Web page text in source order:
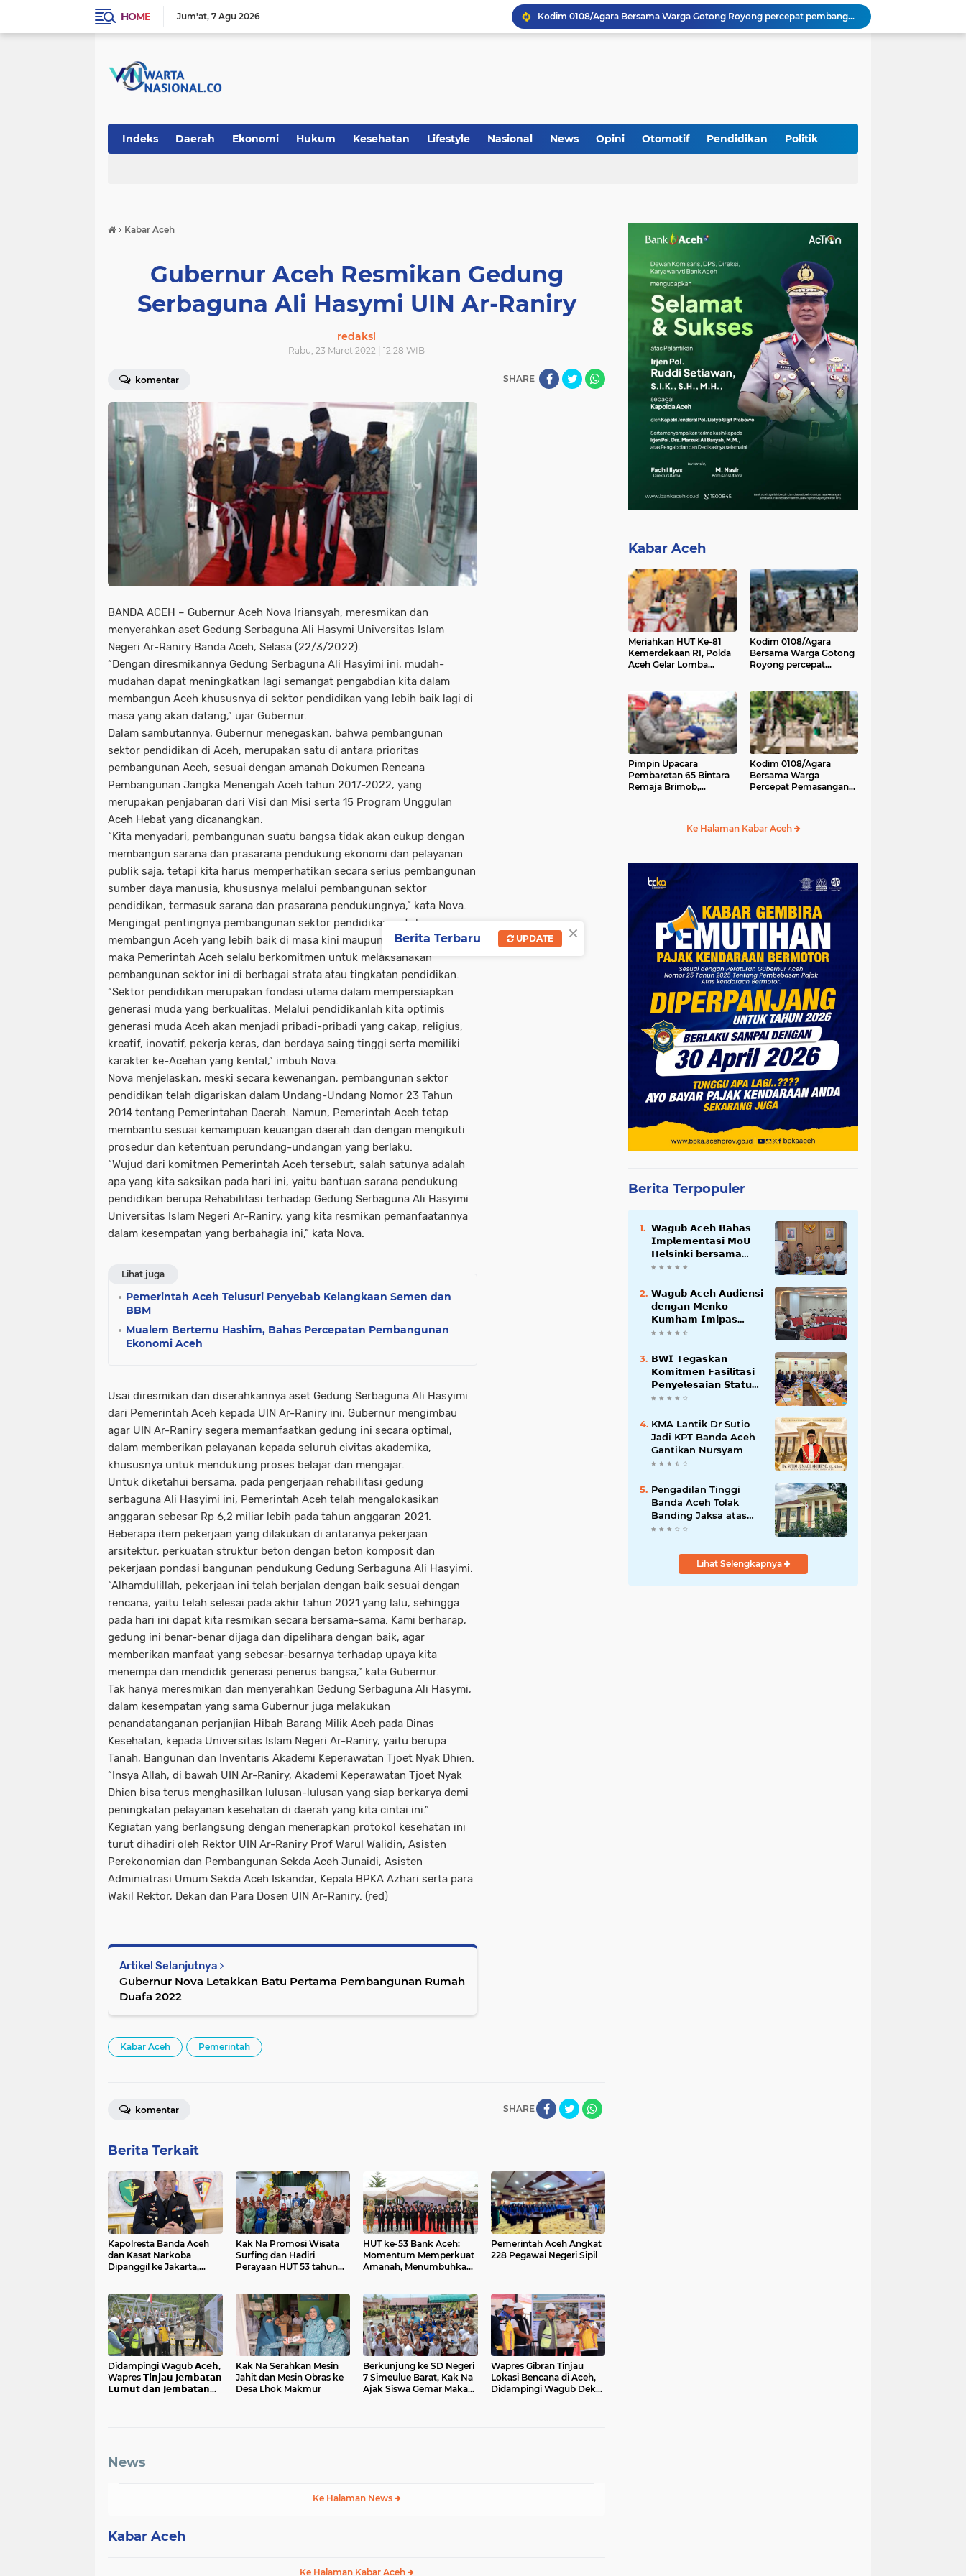
HOME Jum'at 7 Agu 2026
Kodim 0108/Agara Bersama Warga Gotong Royong percepat pembangunan Jembatan Gantung di Desa Gulo Aceh Tenggara
Babinsa Sukamakmur Tanamkan Semangat Belajar, Hadir Langsung di SMAN 1 untuk Motivasi Siswa
Babinsa Lembah Seulawah Perkuat Sinergi dengan Tenaga Pendidik, Tekankan Pencegahan Kenakalan Remaja dan Bahaya Narkoba
Indeks Daerah Ekonomi Hukum Kesehatan Lifestyle Nasional News Opini Otomotif Pendidikan Politik
› Kabar Aceh
Gubernur Aceh Resmikan Gedung
Serbaguna Ali Hasymi UIN Ar-Raniry
redaksi
Rabu, 23 Maret 2022 | 12.28 WIB
komentar SHARE
BANDA ACEH – Gubernur Aceh Nova Iriansyah, meresmikan dan
menyerahkan aset Gedung Serbaguna Ali Hasymi Universitas Islam
Negeri Ar-Raniry Banda Aceh, Selasa (22/3/2022).
“Dengan diresmikannya Gedung Serbaguna Ali Hasyimi ini, mudah-
mudahan dapat meningkatkan lagi semangat pengabdian kita dalam
membangun Aceh khususnya di sektor pendidikan yang lebih baik lagi di
masa yang akan datang,” ujar Gubernur.
Dalam sambutannya, Gubernur menegaskan, bahwa pembangunan
sektor pendidikan di Aceh, merupakan satu di antara prioritas
pembangunan Aceh, sesuai dengan amanah Dokumen Rencana
Pembangunan Jangka Menengah Aceh tahun 2017-2022, yang
merupakan penjabaran dari Visi dan Misi serta 15 Program Unggulan
Aceh Hebat yang dicanangkan.
“Kita menyadari, pembangunan suatu bangsa tidak akan cukup dengan
membangun sarana dan prasarana pendukung ekonomi dan pelayanan
publik saja, tetapi kita harus memperhatikan secara serius pembangunan
sumber daya manusia, khususnya melalui pembangunan sektor
pendidikan, termasuk sarana dan prasarana pendukungnya,” kata Nova.
Mengingat pentingnya pembangunan sektor pendidikan untuk
membangun Aceh yang lebih baik di masa kini maupun di masa depan,
maka Pemerintah Aceh selalu berkomitmen untuk melaksanakan
pembangunan sektor ini di berbagai strata atau tingkatan pendidikan.
“Sektor pendidikan merupakan fondasi utama dalam mempersiapkan
generasi muda yang berkualitas. Melalui pendidikanlah kita optimis
generasi muda Aceh akan menjadi pribadi-pribadi yang cakap, religius,
kreatif, inovatif, pekerja keras, dan berdaya saing tinggi serta memiliki
karakter ke-Acehan yang kental,” imbuh Nova.
Nova menjelaskan, meski secara kewenangan, pembangunan sektor
pendidikan telah digariskan dalam Undang-Undang Nomor 23 Tahun
2014 tentang Pemerintahan Daerah. Namun, Pemerintah Aceh tetap
membantu sesuai kemampuan keuangan daerah dan dengan mengikuti
prosedur dan ketentuan perundang-undangan yang berlaku.
“Wujud dari komitmen Pemerintah Aceh tersebut, salah satunya adalah
apa yang kita saksikan pada hari ini, yaitu bantuan sarana pendukung
pendidikan berupa Rehabilitasi terhadap Gedung Serbaguna Ali Hasyimi
Universitas Islam Negeri Ar-Raniry, yang kita resmikan pemanfaatannya
dalam kesempatan yang berbahagia ini,” kata Nova.
Lihat juga
Pemerintah Aceh Telusuri Penyebab Kelangkaan Semen dan
BBM
Mualem Bertemu Hashim, Bahas Percepatan Pembangunan
Ekonomi Aceh
Usai diresmikan dan diserahkannya aset Gedung Serbaguna Ali Hasyimi
dari Pemerintah Aceh kepada UIN Ar-Raniry ini, Gubernur mengimbau
agar UIN Ar-Raniry segera memanfaatkan gedung ini secara optimal,
dalam memberikan pelayanan kepada seluruh civitas akademika,
khususnya untuk mendukung proses belajar dan mengajar.
Untuk diketahui bersama, pada pengerjaan rehabilitasi gedung
serbaguna Ali Hasyimi ini, Pemerintah Aceh telah mengalokasikan
anggaran sebesar Rp 6,2 miliar lebih pada tahun anggaran 2021.
Beberapa item pekerjaan yang dilakukan di antaranya pekerjaan
arsitektur, perkuatan struktur beton dengan beton komposit dan
pekerjaan pondasi bangunan pendukung Gedung Serbaguna Ali Hasyimi.
“Alhamdulillah, pekerjaan ini telah berjalan dengan baik sesuai dengan
rencana, yaitu telah selesai pada akhir tahun 2021 yang lalu, sehingga
pada hari ini dapat kita resmikan secara bersama-sama. Kami berharap,
gedung ini benar-benar dijaga dan dipelihara dengan baik, agar
memberikan manfaat yang sebesar-besarnya terhadap upaya kita
menempa dan mendidik generasi penerus bangsa,” kata Gubernur.
Tak hanya meresmikan dan menyerahkan Gedung Serbaguna Ali Hasymi,
dalam kesempatan yang sama Gubernur juga melakukan
penandatanganan perjanjian Hibah Barang Milik Aceh pada Dinas
Kesehatan, kepada Universitas Islam Negeri Ar-Raniry, yaitu berupa
Tanah, Bangunan dan Inventaris Akademi Keperawatan Tjoet Nyak Dhien.
“Insya Allah, di bawah UIN Ar-Raniry, Akademi Keperawatan Tjoet Nyak
Dhien bisa terus menghasilkan lulusan-lulusan yang siap berkarya demi
peningkatan pelayanan kesehatan di daerah yang kita cintai ini.”
Kegiatan yang berlangsung dengan menerapkan protokol kesehatan ini
turut dihadiri oleh Rektor UIN Ar-Raniry Prof Warul Walidin, Asisten
Perekonomian dan Pembangunan Sekda Aceh Junaidi, Asisten
Adminiatrasi Umum Sekda Aceh Iskandar, Kepala BPKA Azhari serta para
Wakil Rektor, Dekan dan Para Dosen UIN Ar-Raniry. (red)
Artikel Selanjutnya
Gubernur Nova Letakkan Batu Pertama Pembangunan Rumah
Duafa 2022
Kabar Aceh Pemerintah
SHARE
komentar
Berita Terkait
Kapolresta Banda Aceh
dan Kasat Narkoba
Dipanggil ke Jakarta,
Kak Na Promosi Wisata
Surfing dan Hadiri
Perayaan HUT 53 tahun
HUT ke-53 Bank Aceh:
Momentum Memperkuat
Amanah, Menumbuhkan
Pemerintah Aceh Angkat
228 Pegawai Negeri Sipil
Didampingi Wagub 𝗔𝗰𝗲𝗵,
Wapres 𝗧𝗶𝗻𝗷𝗮𝘂 𝗝𝗲𝗺𝗯𝗮𝘁𝗮𝗻
𝗟𝘂𝗺𝘂𝘁 𝗱𝗮𝗻 𝗝𝗲𝗺𝗯𝗮𝘁𝗮𝗻
Kak Na Serahkan Mesin
Jahit dan Mesin Obras ke
Desa Lhok Makmur
Berkunjung ke SD Negeri
7 Simeulue Barat, Kak Na
Ajak Siswa Gemar Makan
Wapres Gibran Tinjau
Lokasi Bencana di Aceh,
Didampingi Wagub Dek
News
Ke Halaman News
Kabar Aceh
Ke Halaman Kabar Aceh
Kabar Aceh
Meriahkan HUT Ke-81
Kemerdekaan RI, Polda
Aceh Gelar Lomba
Kodim 0108/Agara
Bersama Warga Gotong
Royong percepat
Desa Gulo Aceh
Tenggara
Pimpin Upacara
Pembaretan 65 Bintara
Remaja Brimob,
Kodim 0108/Agara
Bersama Warga
Percepat Pemasangan
Ke Halaman Kabar Aceh
Berita Terpopuler
𝗪𝗮𝗴𝘂𝗯 𝗔𝗰𝗲𝗵 𝗕𝗮𝗵𝗮𝘀
𝗜𝗺𝗽𝗹𝗲𝗺𝗲𝗻𝘁𝗮𝘀𝗶 𝗠𝗼𝗨
𝗛𝗲𝗹𝘀𝗶𝗻𝗸𝗶 𝗯𝗲𝗿𝘀𝗮𝗺𝗮
𝗦𝗲𝗸𝗿𝗲𝘁𝗮𝗿𝗶𝗮𝘁 𝗡𝗲𝗴𝗮𝗿𝗮
𝗪𝗮𝗴𝘂𝗯 𝗔𝗰𝗲𝗵 𝗔𝘂𝗱𝗶𝗲𝗻𝘀𝗶
𝗱𝗲𝗻𝗴𝗮𝗻 𝗠𝗲𝗻𝗸𝗼
𝗞𝘂𝗺𝗵𝗮𝗺 𝗜𝗺𝗶𝗽𝗮𝘀
𝗧𝗲𝗿𝗸𝗮𝗶𝘁 𝗦𝘁𝗮𝘁𝘂𝘀 𝗪𝗮𝗸𝗮𝗳
𝗕𝗪𝗜 𝗧𝗲𝗴𝗮𝘀𝗸𝗮𝗻
𝗞𝗼𝗺𝗶𝘁𝗺𝗲𝗻 𝗙𝗮𝘀𝗶𝗹𝗶𝘁𝗮𝘀𝗶
𝗣𝗲𝗻𝘆𝗲𝗹𝗲𝘀𝗮𝗶𝗮𝗻 𝗦𝘁𝗮𝘁𝘂𝘀
𝗪𝗮𝗸𝗮𝗳 𝗕𝗹𝗮𝗻𝗴 𝗣𝗮𝗱𝗮𝗻𝗴
KMA Lantik Dr Sutio
Jadi KPT Banda Aceh
Gantikan Nursyam
Pengadilan Tinggi
Banda Aceh Tolak
Banding Jaksa atas
Putusan Bebas Kasus
Lihat Selengkapnya
×
Berita Terbaru UPDATE